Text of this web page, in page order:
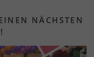
NÄCHSTEN